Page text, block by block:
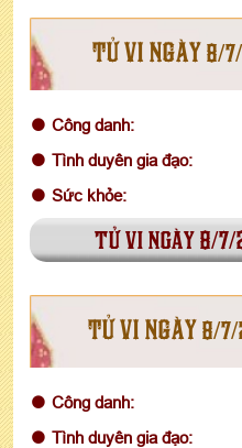
TỬ VI NGÀY 8/
Công danh:
Tình duyên gia đạo:
Sức khỏe:
tử vi ngày 8/7/
TỬ VI NGÀY 8/
Công danh:
Tình duyên gia đạo: